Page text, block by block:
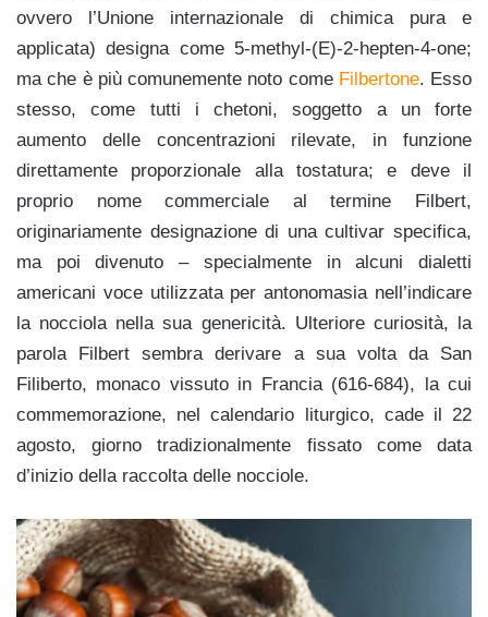
ovvero l’Unione internazionale di chimica pura e
applicata) designa come 5-methyl-(E)-2-hepten-4-one;
ma che è più comunemente noto come Filbertone. Esso
stesso, come tutti i chetoni, soggetto a un forte
aumento delle concentrazioni rilevate, in funzione
direttamente proporzionale alla tostatura; e deve il
proprio nome commerciale al termine Filbert,
originariamente designazione di una cultivar specifica,
ma poi divenuto – specialmente in alcuni dialetti
americani voce utilizzata per antonomasia nell’indicare
la nocciola nella sua genericità. Ulteriore curiosità, la
parola Filbert sembra derivare a sua volta da San
Filiberto, monaco vissuto in Francia (616-684), la cui
commemorazione, nel calendario liturgico, cade il 22
agosto, giorno tradizionalmente fissato come data
d’inizio della raccolta delle nocciole.